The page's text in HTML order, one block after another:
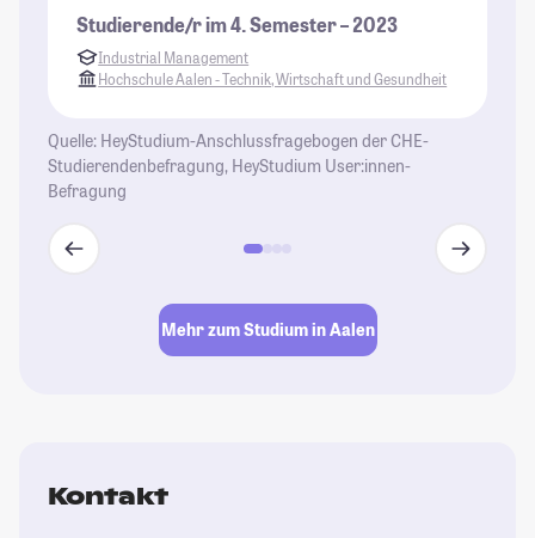
Studierende/r im 4. Semester – 2023
Industrial Management
Hochschule Aalen - Technik, Wirtschaft und Gesundheit
Quelle: HeyStudium-Anschlussfragebogen der CHE-
Studierendenbefragung, HeyStudium User:innen-
Befragung
Mehr zum Studium in Aalen
Kontakt